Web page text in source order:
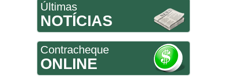
Últimas
NOTÍCIAS
Contracheque
ONLINE